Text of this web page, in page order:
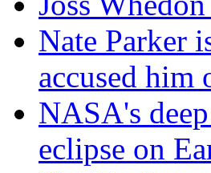
Nate Parker
accused him
NASA's
eclipse on